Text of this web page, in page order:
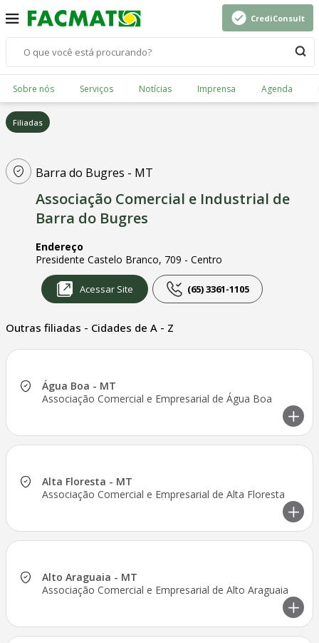
CrediConsult
Sobre nós Serviços Notícias Imprensa Agenda
Filiadas
Barra do Bugres - MT
Associação Comercial e Industrial de
Barra do Bugres
Endereço
Presidente Castelo Branco, 709 - Centro
Acessar Site (65) 3361-1105
Outras filiadas - Cidades de A - Z
Água Boa - MT
Associação Comercial e Empresarial de Água Boa
Alta Floresta - MT
Associação Comercial e Empresarial de Alta Floresta
Alto Araguaia - MT
Associação Comercial e Empresarial de Alto Araguaia